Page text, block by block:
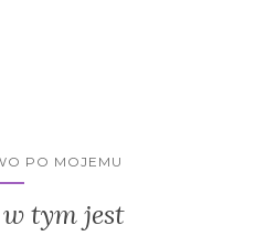
PO MOJEMU
tym jest